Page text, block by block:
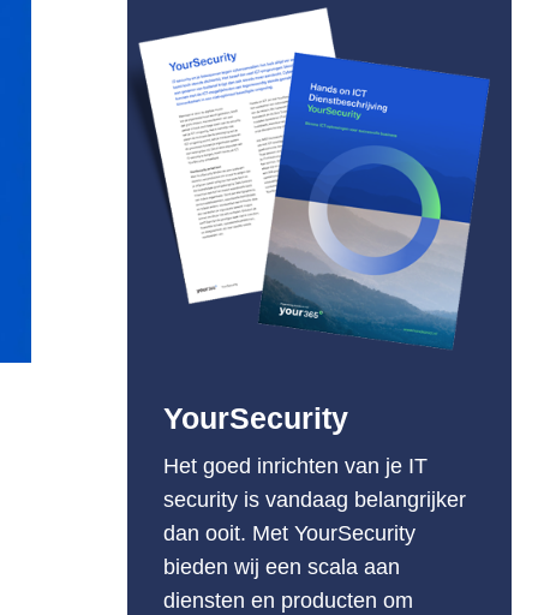
YourSecurity
Het goed inrichten van je IT
security is vandaag belangrijker
dan ooit. Met YourSecurity
bieden wij een scala aan
diensten en producten om